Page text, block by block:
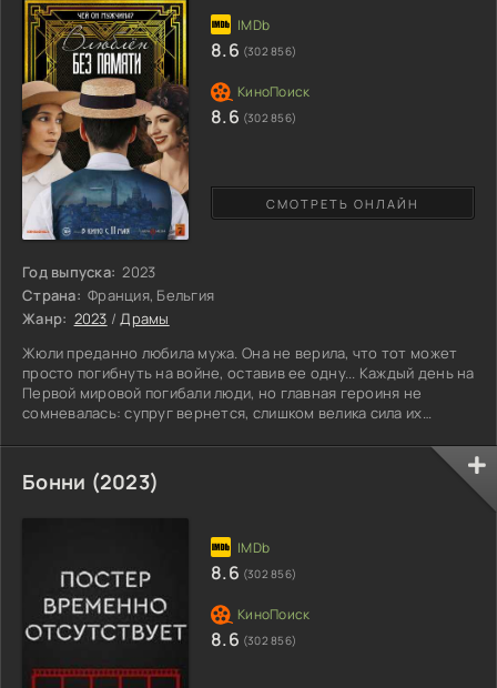
Год выпуска: 2023
Страна: Франция, Бельгия
Жанр: 2023 /Драмы
Жюли преданно любила мужа. Она не верила, что тот может
просто погибнуть на войне, оставив ее одну... Каждый день на
Первой мировой погибали люди, но главная героиня не
сомневалась: супруг вернется, слишком велика сила их
показался на пороге дома. Умер, оставшись неузнанным и при
неизвестных обстоятельствах? Сердце упорно
подсказывает женщине, что это не может оказаться правдой.
СМОТРЕТЬ ОНЛАЙН
8.6 (302 856)
8.6 (302 856)
Бонни (2023)
8.6 (302 856)
8.6 (302 856)